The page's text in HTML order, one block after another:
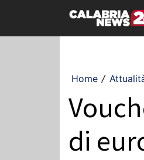
Home /
di